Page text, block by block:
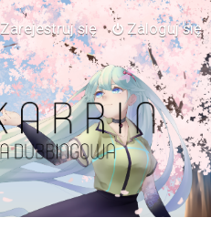
Zaloguj się
Zarejestruj się